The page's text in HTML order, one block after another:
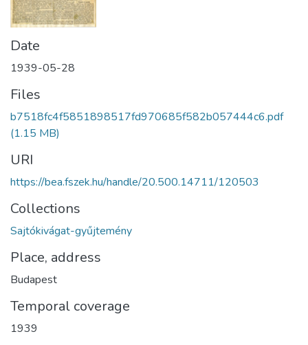
Date
1939-05-28
Files
b7518fc4f5851898517fd970685f582b057444c6.pdf
(1.15 MB)
URI
https://bea.fszek.hu/handle/20.500.14711/120503
Collections
Sajtókivágat-gyűjtemény
Place, address
Budapest
Temporal coverage
1939